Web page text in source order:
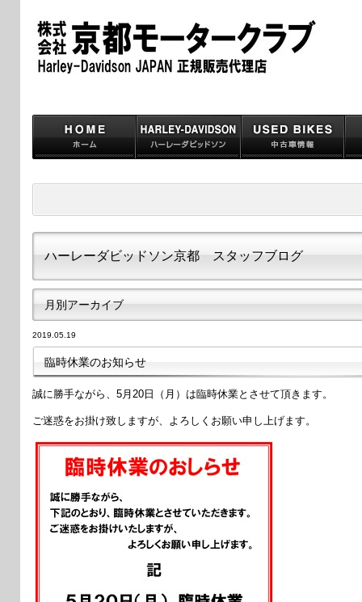
ハーレーダビッドソン京都 スタッフブログ
月別アーカイブ
2019.05.19
臨時休業のお知らせ
誠に勝手ながら、5月20日（月）は臨時休業とさせて頂きます。
ご迷惑をお掛け致しますが、よろしくお願い申し上げます。